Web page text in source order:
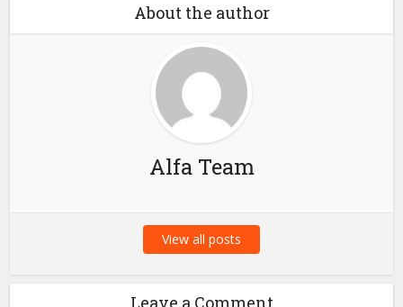
Your...
What to Look for When
Choosing a Wealth
Management...
About the author
Alfa Team